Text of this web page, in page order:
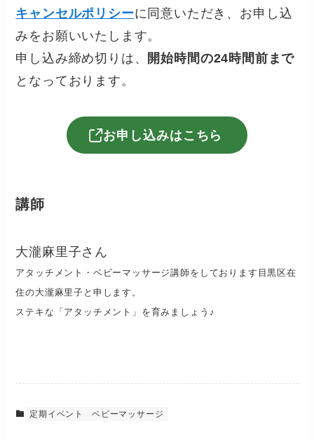
キャンセルポリシーに同意いただき、お申し込
みをお願いいたします。
申し込み締め切りは、
開始時間の24時間前まで
となっております。
お申し込みはこちら
講師
大瀧麻里子さん
アタッチメント・ベビーマッサージ講師をしております目黒区在
住の大瀧麻里子と申します。
ステキな「アタッチメント」を育みましょう♪
定期イベント ベビーマッサージ